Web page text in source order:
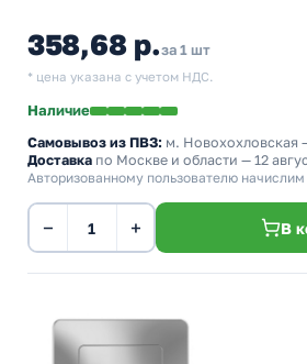
358,68 р.за 1 шт
* цена указана с учетом НДС.
Наличие
Самовывоз из ПВЗ: м. Новохохловская
Доставка по Москве и области — 12
Авторизованному пользователю начислим
− + В